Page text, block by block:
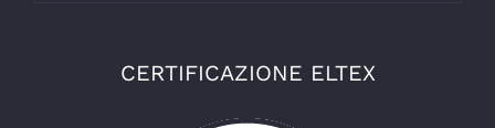
CERTIFICAZIONE ELTEX